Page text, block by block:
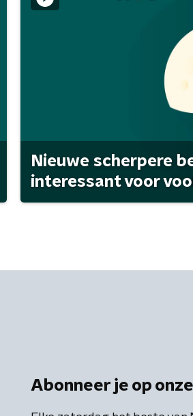
Nieuwe scherpere
interessant voor
Abonneer je op